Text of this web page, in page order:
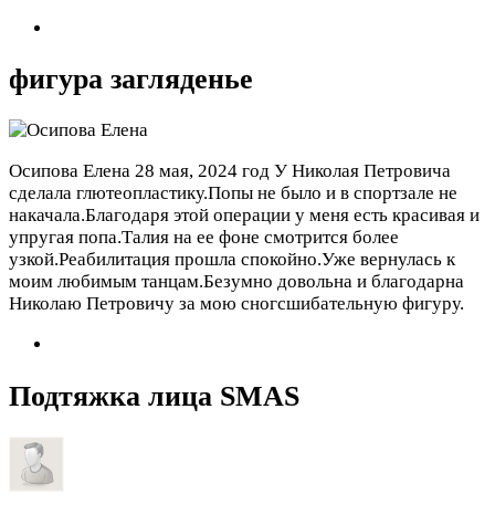
фигура загляденье
Осипова Елена 28 мая, 2024 год У Николая Петровича
сделала глютеопластику.Попы не было и в спортзале не
накачала.Благодаря этой операции у меня есть красивая и
упругая попа.Талия на ее фоне смотрится более
узкой.Реабилитация прошла спокойно.Уже вернулась к
моим любимым танцам.Безумно довольна и благодарна
Николаю Петровичу за мою сногсшибательную фигуру.
Подтяжка лица SMAS